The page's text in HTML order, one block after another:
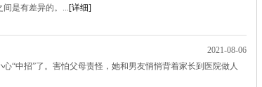
是有差异的。...[详细]
2021-08-06
“中招”了。害怕父母责怪，她和男友悄悄背着家长到医院做人